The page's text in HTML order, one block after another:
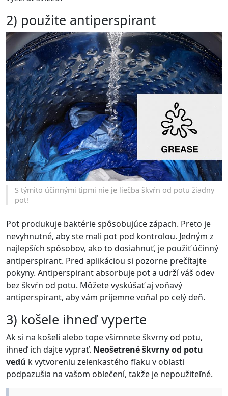
2) použite antiperspirant
S týmito účinnými tipmi nie je liečba škvŕn od potu žiadny
pot!
Pot produkuje baktérie spôsobujúce zápach. Preto je
nevyhnutné, aby ste mali pot pod kontrolou. Jedným z
najlepších spôsobov, ako to dosiahnuť, je použiť účinný
antiperspirant. Pred aplikáciou si pozorne prečítajte
pokyny. Antiperspirant absorbuje pot a udrží váš odev
bez škvŕn od potu. Môžete vyskúšať aj voňavý
antiperspirant, aby vám príjemne voňal po celý deň.
3) košele ihneď vyperte
Ak si na košeli alebo tope všimnete škvrny od potu,
ihneď ich dajte vyprať. Neošetrené škvrny od potu
vedú k vytvoreniu zelenkastého fľaku v oblasti
podpazušia na vašom oblečení, takže je nepoužiteľné.